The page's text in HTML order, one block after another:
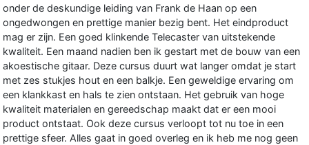
onder de deskundige leiding van Frank de Haan op een
ongedwongen en prettige manier bezig bent. Het eindproduct
mag er zijn. Een goed klinkende Telecaster van uitstekende
kwaliteit. Een maand nadien ben ik gestart met de bouw van een
akoestische gitaar. Deze cursus duurt wat langer omdat je start
met zes stukjes hout en een balkje. Een geweldige ervaring om
een klankkast en hals te zien ontstaan. Het gebruik van hoge
kwaliteit materialen en gereedschap maakt dat er een mooi
product ontstaat. Ook deze cursus verloopt tot nu toe in een
prettige sfeer. Alles gaat in goed overleg en ik heb me nog geen